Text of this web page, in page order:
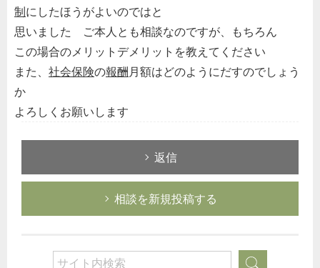
制にしたほうがよいのではと
思いました ご本人とも相談なのですが、もちろん
この場合のメリットデメリットを教えてください
また、 社会保険の報酬月額はどのようにだすのでしょう
か
よろしくお願いします
返信
相談を新規投稿する